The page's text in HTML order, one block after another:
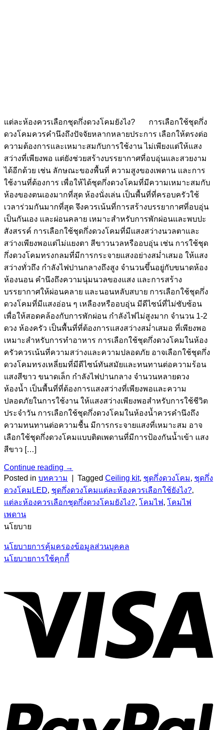
แต่ละห้องควรเลือกชุดกึ่งดวงโคมยังไง? การเลือกใช้ชุดกึ่ง
ดวงโคมควรคำนึงถึงปัจจัยหลากหลายประการ เลือกให้ตรงต่อ
ความต้องการและเหมาะสมกับการใช้งาน ไม่เพียงแต่ให้แสง
สว่างที่เพียงพอ แต่ยังช่วยสร้างบรรยากาศที่อบอุ่นและสวยงาม
ได้อีกด้วย เช่น ลักษณะของพื้นที่ ความสูงของเพดาน และการ
ใช้งานที่ต้องการ เพื่อให้ได้ชุดกึ่งดวงโคมที่มีความเหมาะสมกับ
ห้องของตนเองมากที่สุด ห้องนั่งเล่น เป็นพื้นที่ที่ครอบครัวใช้
เวลาร่วมกันมากที่สุด จึงควรเน้นที่การสร้างบรรยากาศที่อบอุ่น
เป็นกันเอง และผ่อนคลาย เหมาะสำหรับการพักผ่อนและพบปะ
สังสรรค์ การเลือกใช้ชุดกึ่งดวงโคมที่มีแสงสว่างนวลตาและ
สว่างเพียงพอแต่ไม่แยงตา สีขาวนวลหรืออบอุ่น เช่น การใช้ชุด
กึ่งดวงโคมทรงกลมที่มีการกระจายแสงอย่างสม่ำเสมอ ให้แสง
สว่างทั่วถึง กำลังไฟปานกลางถึงสูง จำนวนขึ้นอยู่กับขนาดห้อง
ห้องนอน คำนึงถึงความนุ่มนวลของแสง และการสร้าง
บรรยากาศให้ผ่อนคลาย และนอนหลับสบาย การเลือกใช้ชุดกึ่ง
ดวงโคมที่มีแสงอ่อน ๆ เหลืองหรืออบอุ่น มีดีไซน์ที่ไม่ซับซ้อน
เพื่อให้สอดคล้องกับการพักผ่อน กำลังไฟไม่สูงมาก จำนวน 1-2
ดวง ห้องครัว เป็นพื้นที่ที่ต้องการแสงสว่างสม่ำเสมอ ที่เพียงพอ
เหมาะสำหรับการทำอาหาร การเลือกใช้ชุดกึ่งดวงโคมในห้อง
ครัวควรเน้นที่ความสว่างและความปลอดภัย อาจเลือกใช้ชุดกึ่ง
ดวงโคมทรงเหลี่ยมที่มีดีไซน์ทันสมัยและทนทานต่อความร้อน
แสงสีขาว ขนาดเล็ก กำลังไฟปานกลาง จำนวนหลายดวง
ห้องน้ำ เป็นพื้นที่ที่ต้องการแสงสว่างที่เพียงพอและความ
ปลอดภัยในการใช้งาน ให้แสงสว่างเพียงพอสำหรับการใช้ชีวิต
ประจำวัน การเลือกใช้ชุดกึ่งดวงโคมในห้องน้ำควรคำนึงถึง
ความทนทานต่อความชื้น มีการกระจายแสงที่เหมาะสม อาจ
เลือกใช้ชุดกึ่งดวงโคมแบบติดเพดานที่มีการป้องกันน้ำเข้า แสง
สีขาว […]
Continue reading →
Posted in บทความ Tagged Ceiling kit, ชุดกึ่งดวงโคม, ชุดกึ่ง
ดวงโคมLED, ชุดกึ่งดวงโคมแต่ละห้องควรเลือกใช้ยังไง?,
แต่ละห้องควรเลือกชุดกึ่งดวงโคมยังไง?, โคมไฟ, โคมไฟ
เพดาน
นโยบาย
นโยบายการคุ้มครองข้อมูลส่วนบุคคล
นโยบายการใช้คุกกี้